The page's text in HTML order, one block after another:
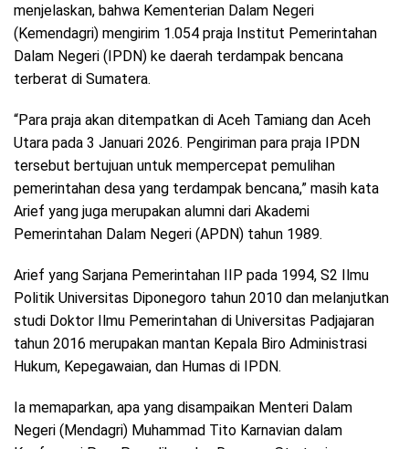
menjelaskan, bahwa Kementerian Dalam Negeri
(Kemendagri) mengirim 1.054 praja Institut Pemerintahan
Dalam Negeri (IPDN) ke daerah terdampak bencana
terberat di Sumatera.
“Para praja akan ditempatkan di Aceh Tamiang dan Aceh
Utara pada 3 Januari 2026. Pengiriman para praja IPDN
tersebut bertujuan untuk mempercepat pemulihan
pemerintahan desa yang terdampak bencana,” masih kata
Arief yang juga merupakan alumni dari Akademi
Pemerintahan Dalam Negeri (APDN) tahun 1989.
Arief yang Sarjana Pemerintahan IIP pada 1994, S2 Ilmu
Politik Universitas Diponegoro tahun 2010 dan melanjutkan
studi Doktor Ilmu Pemerintahan di Universitas Padjajaran
tahun 2016 merupakan mantan Kepala Biro Administrasi
Hukum, Kepegawaian, dan Humas di IPDN.
Ia memaparkan, apa yang disampaikan Menteri Dalam
Negeri (Mendagri) Muhammad Tito Karnavian dalam